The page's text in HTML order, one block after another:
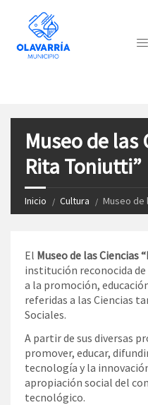
Museo de las
Rita Toniutti”
Inicio Cultura Museo de
El Museo de las Ciencias
institución reconocida
a la promoción,
referidas a las Ciencias
Sociales.
A partir de sus diversas
promover, educar,
tecnología y la
apropiación social del
tecnológico.